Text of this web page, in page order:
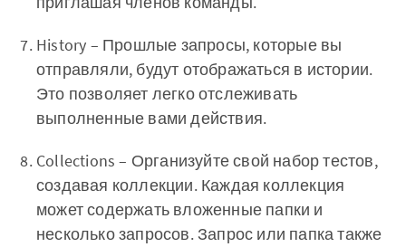
History – Прошлые запросы, которые вы
отправляли, будут отображаться в истории.
Это позволяет легко отслеживать
выполненные вами действия.
Collections – Организуйте свой набор тестов,
создавая коллекции. Каждая коллекция
может содержать вложенные папки и
несколько запросов. Запрос или папка также